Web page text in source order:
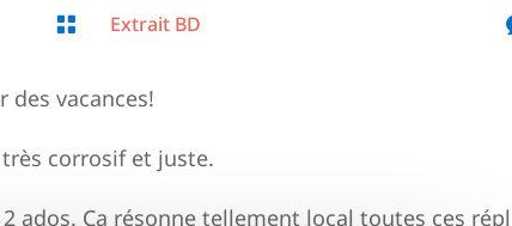
 Extrait BD
des vacances!
corrosif et juste.
ados. Ça résonne tellement local toutes ces